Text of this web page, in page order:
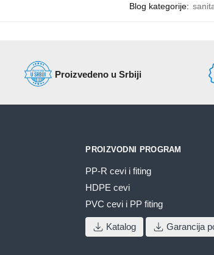
Blog kategorije:
Proizvedeno u Srbiji
PROIZVODNI PROGRAM
PP-R cevi i fiting
HDPE cevi
PVC cevi i PP fiting
Katalog Garancija